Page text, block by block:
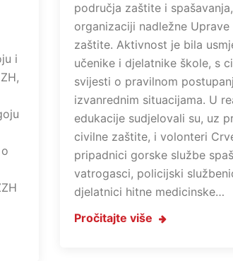
i
područja zaštite i
organizaciji nadležne Uprave
zaštite. Aktivnost je bila
učenike i djelatnike škole, s
svijesti o pravilnom
izvanrednim situacijama. U
edukacije sudjelovali su, uz
civilne zaštite, i volonteri
pripadnici gorske službe
vatrogasci, policijski
djelatnici hitne medicinske…
Pročitajte više